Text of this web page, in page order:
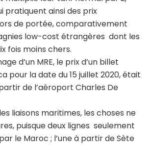
pratiquent ainsi des prix
de portée, comparativement
low-cost étrangères dont les
fois moins chers.
d’un MRE, le prix d’un billet
pour la date du 15 juillet 2020, était
de l’aéroport Charles De
liaisons maritimes, les choses ne
puisque deux lignes seulement
le Maroc ; l’une à partir de Sète